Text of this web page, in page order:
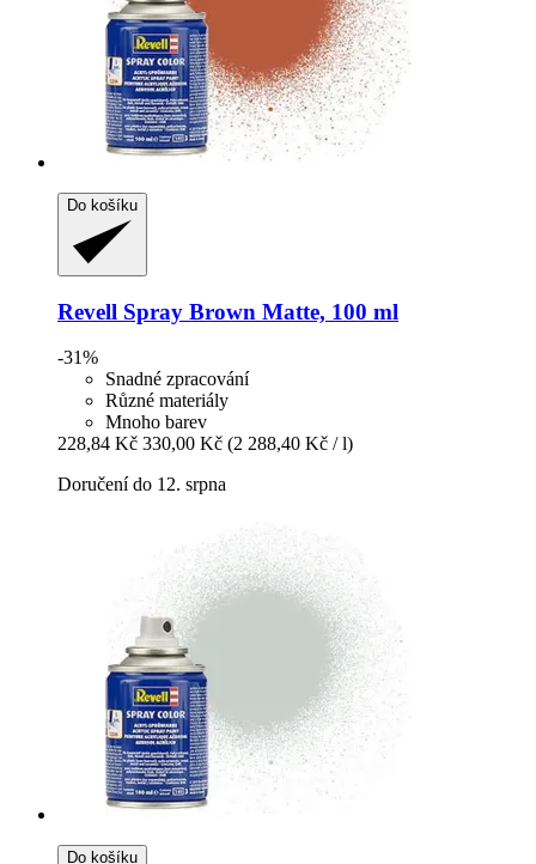
Do košíku
Revell Spray Brown Matte, 100 ml
-31%
Snadné zpracování
Různé materiály
Mnoho barev
228,84 Kč 330,00 Kč (2 288,40 Kč / l)
Doručení do 12. srpna
Do košíku